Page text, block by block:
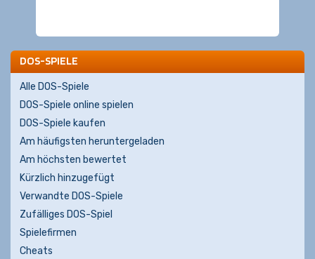
DOS-SPIELE
Alle DOS-Spiele
DOS-Spiele online spielen
DOS-Spiele kaufen
Am häufigsten heruntergeladen
Am höchsten bewertet
Kürzlich hinzugefügt
Verwandte DOS-Spiele
Zufälliges DOS-Spiel
Spielefirmen
Cheats